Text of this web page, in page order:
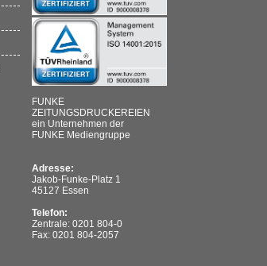
FUNKE
ZEITUNGSDRUCKEREIEN
ein Unternehmen der
FUNKE Mediengruppe
Adresse:
Jakob-Funke-Platz 1
45127 Essen
Telefon:
Zentrale: 0201 804-0
Fax: 0201 804-2057